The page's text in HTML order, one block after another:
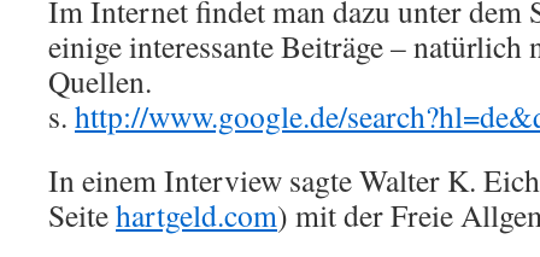
Im Internet findet man dazu unter dem
einige interessante Beiträge – natürlich
Quellen.
s. http://www.google.de/
In einem Interview sagte Walter K.
Seitehartgeld.com) mit der Freie